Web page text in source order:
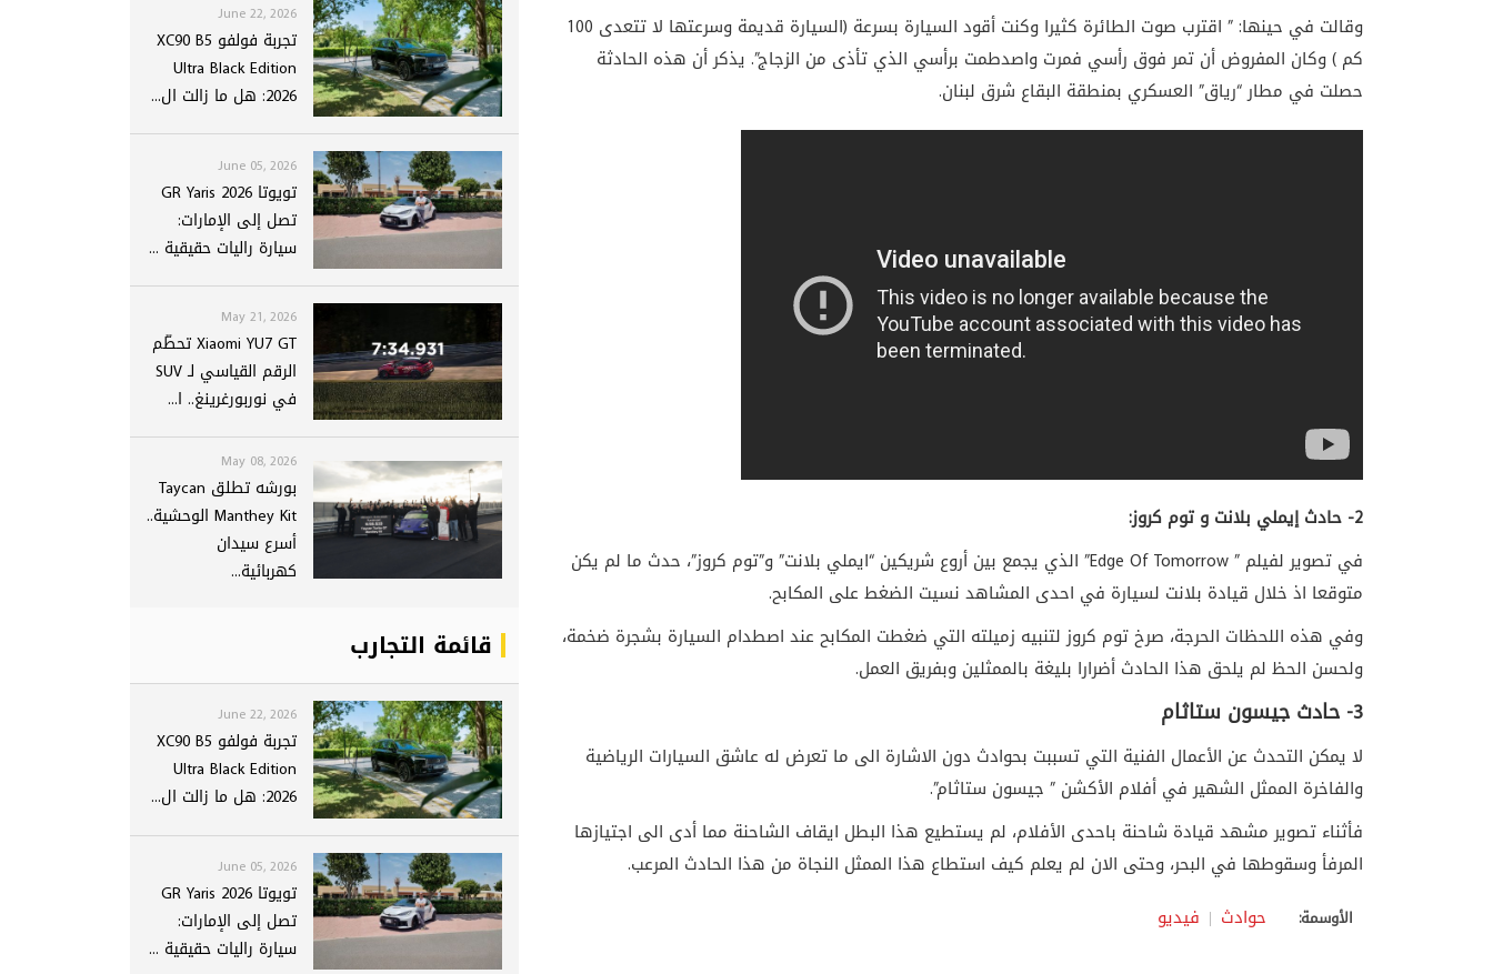
وقالت في حينها: ” اقترب صوت الطائرة كثيرا وكنت أقود السيارة بسرعة (السيارة قديمة وسرعتها لا تتعدى 100
كم ) وكان المفروض أن تمر فوق رأسي فمرت واصدطمت برأسي الذي تأذى من الزجاج”. يذكر أن هذه الحادثة
حصلت في مطار “رياق” العسكري بمنطقة البقاع شرق لبنان.
2- حادث
إيملي بلانت و توم كروز:
في تصوير لفيلم ”Edge Of Tomorrow” الذي يجمع بين أروع شريكين “ايملي بلانت” و”توم كروز”، حدث ما لم يكن
متوقعا اذ خلال قيادة بلانت لسيارة في احدى المشاهد نسيت الضغط على المكابح.
وفي هذه اللحظات الحرجة، صرخ توم كروز لتنبيه زميلته التي ضغطت المكابح عند اصطدام السيارة بشجرة ضخمة،
ولحسن الحظ لم يلحق هذا الحادث أضرارا بليغة بالممثلين وبفريق العمل.
3- حادث جيسون ستاثام
لا يمكن التحدث عن الأعمال الفنية التي تسببت بحوادث دون الاشارة الى ما تعرض له عاشق السيارات الرياضية
والفاخرة الممثل الشهير في أفلام الأكشن ” جيسون ستاثام”.
فأثناء تصوير مشهد قيادة شاحنة باحدى الأفلام، لم يستطيع هذا البطل ايقاف الشاحنة مما أدى الى اجتيازها
المرفأ وسقوطها في البحر، وحتى الان لم يعلم كيف استطاع هذا الممثل النجاة من هذا الحادث المرعب.
الأوسمة: حوادث فيديو
June 22, 2026
تجربة فولفو XC90 B5
Ultra Black Edition
2026: هل ما زالت ال...
June 05, 2026
تويوتا GR Yaris 2026
تصل إلى الإمارات:
سيارة راليات حقيقية ...
May 21, 2026
Xiaomi YU7 GT تحطّم
الرقم القياسي لـ SUV
في نوربورغرينغ.. ا...
May 08, 2026
بورشه تطلق Taycan
Manthey Kit الوحشية..
أسرع سيدان
كهربائية...
قائمة التجارب
June 22, 2026
تجربة فولفو XC90 B5
Ultra Black Edition
2026: هل ما زالت ال...
June 05, 2026
تويوتا GR Yaris 2026
تصل إلى الإمارات:
سيارة راليات حقيقية ...